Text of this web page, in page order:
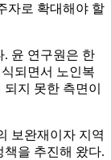
자로 확대해야 할
. 윤 연구원은 한
되면서 노인복
지 못한 측면이
보완재이자 지역
책을 추진해 왔다.